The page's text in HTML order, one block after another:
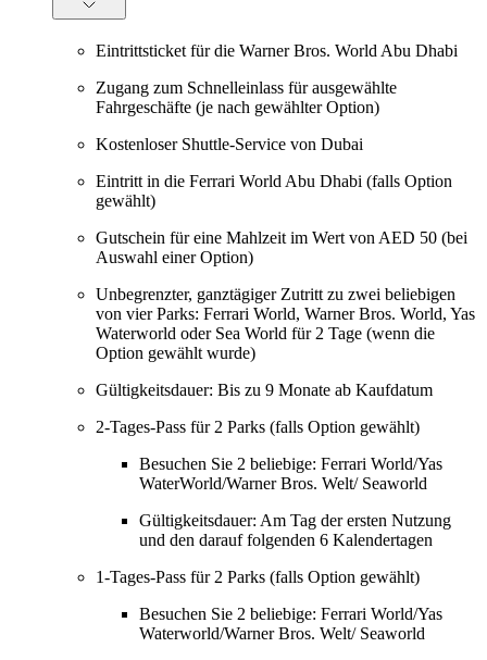
Eintrittsticket für die Warner Bros. World Abu Dhabi
Zugang zum Schnelleinlass für ausgewählte
Fahrgeschäfte (je nach gewählter Option)
Kostenloser Shuttle-Service von Dubai
Eintritt in die Ferrari World Abu Dhabi (falls Option
gewählt)
Gutschein für eine Mahlzeit im Wert von AED 50 (bei
Auswahl einer Option)
Unbegrenzter, ganztägiger Zutritt zu zwei beliebigen
von vier Parks: Ferrari World, Warner Bros. World, Yas
Waterworld oder Sea World für 2 Tage (wenn die
Option gewählt wurde)
Gültigkeitsdauer: Bis zu 9 Monate ab Kaufdatum
2-Tages-Pass für 2 Parks (falls Option gewählt)
Besuchen Sie 2 beliebige: Ferrari World/Yas
WaterWorld/Warner Bros. Welt/ Seaworld
Gültigkeitsdauer: Am Tag der ersten Nutzung
und den darauf folgenden 6 Kalendertagen
1-Tages-Pass für 2 Parks (falls Option gewählt)
Besuchen Sie 2 beliebige: Ferrari World/Yas
Waterworld/Warner Bros. Welt/ Seaworld